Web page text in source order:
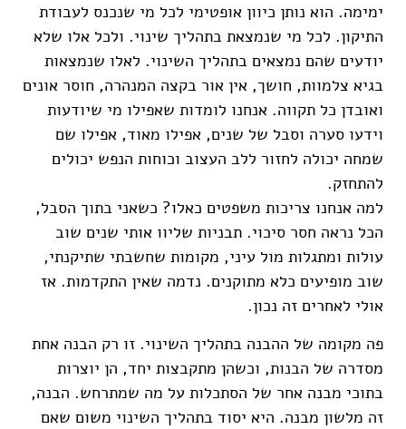
ימימה. הוא נותן כיוון אופטימי לכל מי שנכנס לעבודת
התיקון. לכל מי שנמצאת בתהליך שינוי. ולכל אלו שלא
יודעים שהם נמצאים בתהליך השינוי. לאלו שנמצאות
בגיא צלמוות, חושך, אין אור בקצה המנהרה, חוסר אונים
ואובדן כל תקווה. אנחנו לומדות שאפילו מי שיודעות
וידעו סערה וסבל של שנים, אפילו מאוד, אפילו שם
שמחה יכולה לחזור ללב העצוב וכוחות הנפש יכולים
להתחזק.
למה אנחנו צריכות משפטים כאלו? כשאני בתוך הסבל,
הכל נראה חסר סיכוי. תבניות שליוו אותי שנים שוב
עולות ומתגלות מול עיני, מקומות שחשבתי שתיקנתי,
שוב מופיעים כלא מתוקנים. נדמה שאין התקדמות. אז
אולי לאחרים זה נכון.
פה מקומה של ההבנה בתהליך השינוי. זו רק הבנה אחת
מסדרה של הבנות, וכשהן מתקבצות יחד, הן יוצרות
בתוכי מבנה אחר של הסתכלות על מה שמתרחש. הבנה,
זה מלשון מבנה. היא יסוד בתהליך השינוי משום שאם